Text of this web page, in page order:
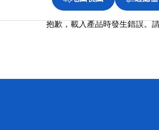
抱歉，載入產品時發生錯誤。